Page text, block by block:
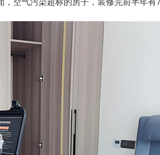
空气污染超标的房子，装修完前半年有